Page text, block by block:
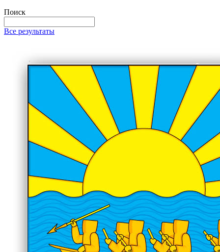
Поиск
Все результаты